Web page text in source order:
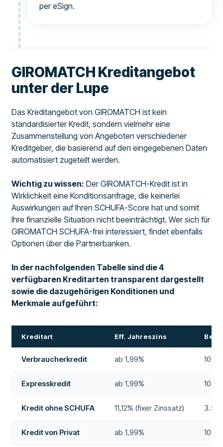
per eSign.
GIROMATCH Kreditangebot
unter der Lupe
Das Kreditangebot von GIROMATCH ist kein
standardisierter Kredit, sondern vielmehr eine
Zusammenstellung von Angeboten verschiedener
Kreditgeber, die basierend auf den eingegebenen Daten
automatisiert zugeteilt werden.
Wichtig zu wissen: Der GIROMATCH-Kredit ist in
Wirklichkeit eine Konditionsanfrage, die keinerlei
Auswirkungen auf Ihren SCHUFA-Score hat und somit
Ihre finanzielle Situation nicht beeinträchtigt. Wer sich für
GIROMATCH SCHUFA-frei interessiert, findet ebenfalls
Optionen über die Partnerbanken.
In der nachfolgenden Tabelle sind die 4
verfügbaren Kreditarten transparent dargestellt
sowie die dazugehörigen Konditionen und
Merkmale aufgeführt:
Kreditart Eff. Jahreszins
Verbraucherkredit ab 1,99% 100
Expresskredit ab 1,99% 100
Kredit ohne SCHUFA 11,12% (fixer Zinssatz)
Kredit von Privat ab 1,99% 100